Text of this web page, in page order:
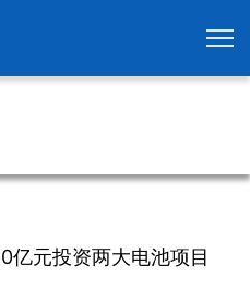
亿元投资两大电池项目